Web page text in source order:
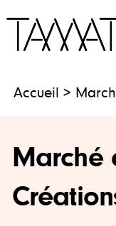
Aller
Accueil >
Marché